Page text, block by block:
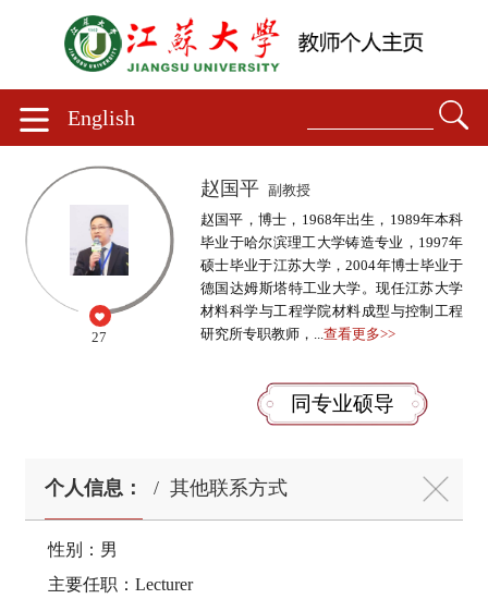
English
27
赵国平 副教授
赵国平，博士，1968年出生，1989年本科
毕业于哈尔滨理工大学铸造专业，1997年
硕士毕业于江苏大学，2004年博士毕业于
德国达姆斯塔特工业大学。现任江苏大学
材料科学与工程学院材料成型与控制工程
研究所专职教师，... 查看更多>>
同专业硕导
个人信息： / 其他联系方式
性别：男
主要任职：Lecturer